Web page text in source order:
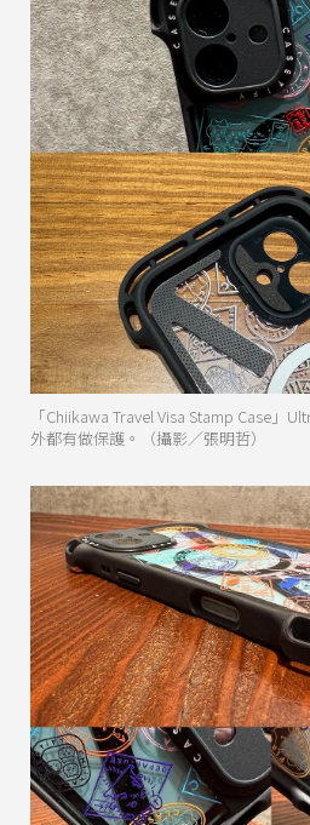
「Chiikawa Travel Visa Stamp Case」
外都有做保護。（攝影／張明哲）